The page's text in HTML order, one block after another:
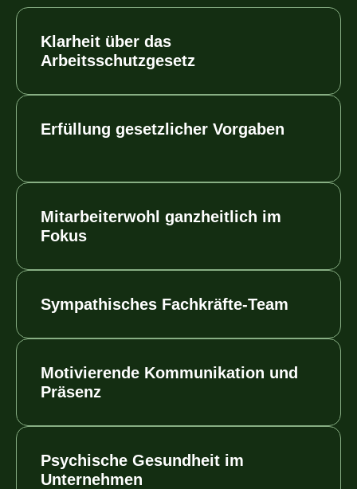
Klarheit über das
Arbeitsschutzgesetz
Erfüllung gesetzlicher Vorgaben
Mitarbeiterwohl ganzheitlich im
Fokus
Sympathisches Fachkräfte-Team
Motivierende Kommunikation und
Präsenz
Psychische Gesundheit im
Unternehmen